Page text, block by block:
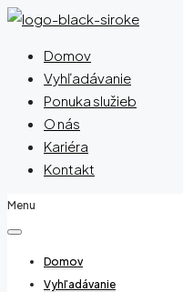
Domov
Vyhľadávanie
Ponuka služieb
O nás
Kariéra
Kontakt
Menu
Domov
Vyhľadávanie